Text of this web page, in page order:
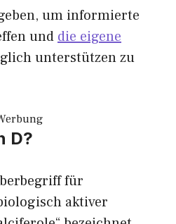
um informierte
und die eigene
unterstützen zu
D?
für
aktiver